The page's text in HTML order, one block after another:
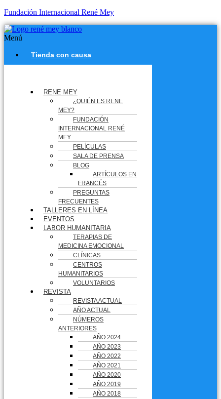
Fundación Internacional René Mey
Menú
Tienda con causa
RENE MEY
¿QUIÉN ES RENE
MEY?
FUNDACIÓN
INTERNACIONAL RENÉ
MEY
PELÍCULAS
SALA DE PRENSA
BLOG
ARTÍCULOS EN
FRANCÉS
PREGUNTAS
FRECUENTES
TALLERES EN LÍNEA
EVENTOS
LABOR HUMANITARIA
TERAPIAS DE
MEDICINA EMOCIONAL
CLÍNICAS
CENTROS
HUMANITARIOS
VOLUNTARIOS
REVISTA
REVISTA ACTUAL
AÑO ACTUAL
NÚMEROS
ANTERIORES
AÑO 2024
AÑO 2023
AÑO 2022
AÑO 2021
AÑO 2020
AÑO 2019
AÑO 2018